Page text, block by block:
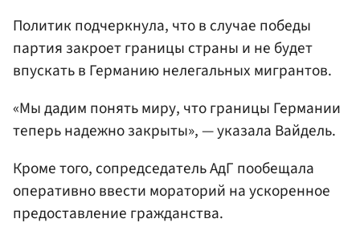
Политик подчеркнула, что в случае победы
партия закроет границы страны и не будет
впускать в Германию нелегальных мигрантов.
«Мы дадим понять миру, что границы Германии
теперь надежно закрыты», — указала Вайдель.
Кроме того, сопредседатель АдГ пообещала
оперативно ввести мораторий на ускоренное
предоставление гражданства.